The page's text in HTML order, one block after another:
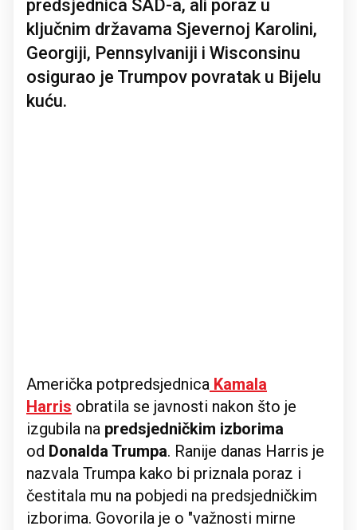
predsjednica SAD-a, ali poraz u
ključnim državama Sjevernoj Karolini,
Georgiji, Pennsylvaniji i Wisconsinu
osigurao je Trumpov povratak u Bijelu
kuću.
Američka potpredsjednica Kamala
Harris obratila se javnosti nakon što je
izgubila na predsjedničkim izborima
od Donalda Trumpa. Ranije danas Harris je
nazvala Trumpa kako bi priznala poraz i
čestitala mu na pobjedi na predsjedničkim
izborima. Govorila je o "važnosti mirne